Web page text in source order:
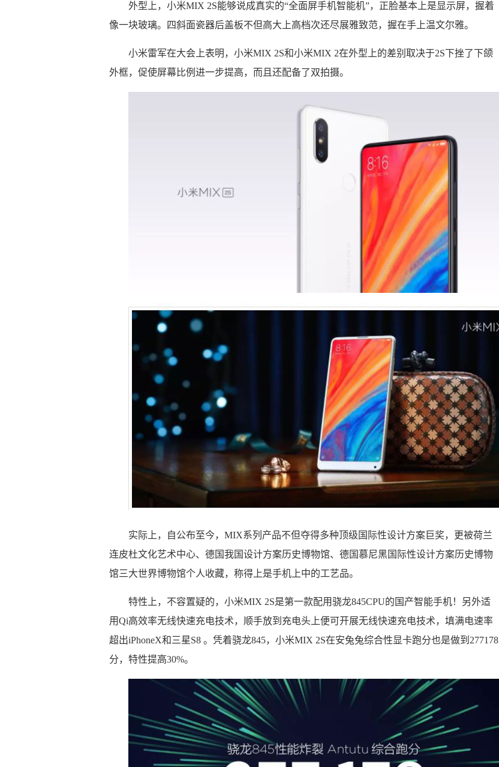
外型上，小米MIX 2S能够说成真实的“全面屏手机智能机”，正脸基本上是显示屏，握着
像一块玻璃。四斜面瓷器后盖板不但高大上高档次还尽展雅致范，握在手上温文尔雅。
小米雷军在大会上表明，小米MIX 2S和小米MIX 2在外型上的差别取决于2S下挫了下颌
外框，促使屏幕比例进一步提高，而且还配备了双拍摄。
实际上，自公布至今，MIX系列产品不但夺得多种顶级国际性设计方案巨奖，更被荷兰
连皮杜文化艺术中心、德国我国设计方案历史博物馆、德国慕尼黑国际性设计方案历史博物
馆三大世界博物馆个人收藏，称得上是手机上中的工艺品。
特性上，不容置疑的，小米MIX 2S是第一款配用骁龙845CPU的国产智能手机！另外适
用Qi高效率无线快速充电技术，顺手放到充电头上便可开展无线快速充电技术，填满电速率
超出iPhoneX和三星S8 。凭着骁龙845，小米MIX 2S在安兔兔综合性显卡跑分也是做到277178
分，特性提高30%。